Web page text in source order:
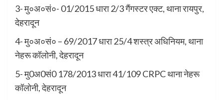
3- मु०अ०सं०- 01/2015 धारा 2/3 गैंगस्टर एक्ट, थाना रायपुर,
देहरादून
4- मु०अ०सं० – 69/2017 धारा 25/4 शस्त्र अधिनियम, थाना
नेहरू कॉलोनी, देहरादून
5- मु0अ0सं0 178/2013 धारा 41/109 CRPC थाना नेहरू
कॉलोनी, देहरादून